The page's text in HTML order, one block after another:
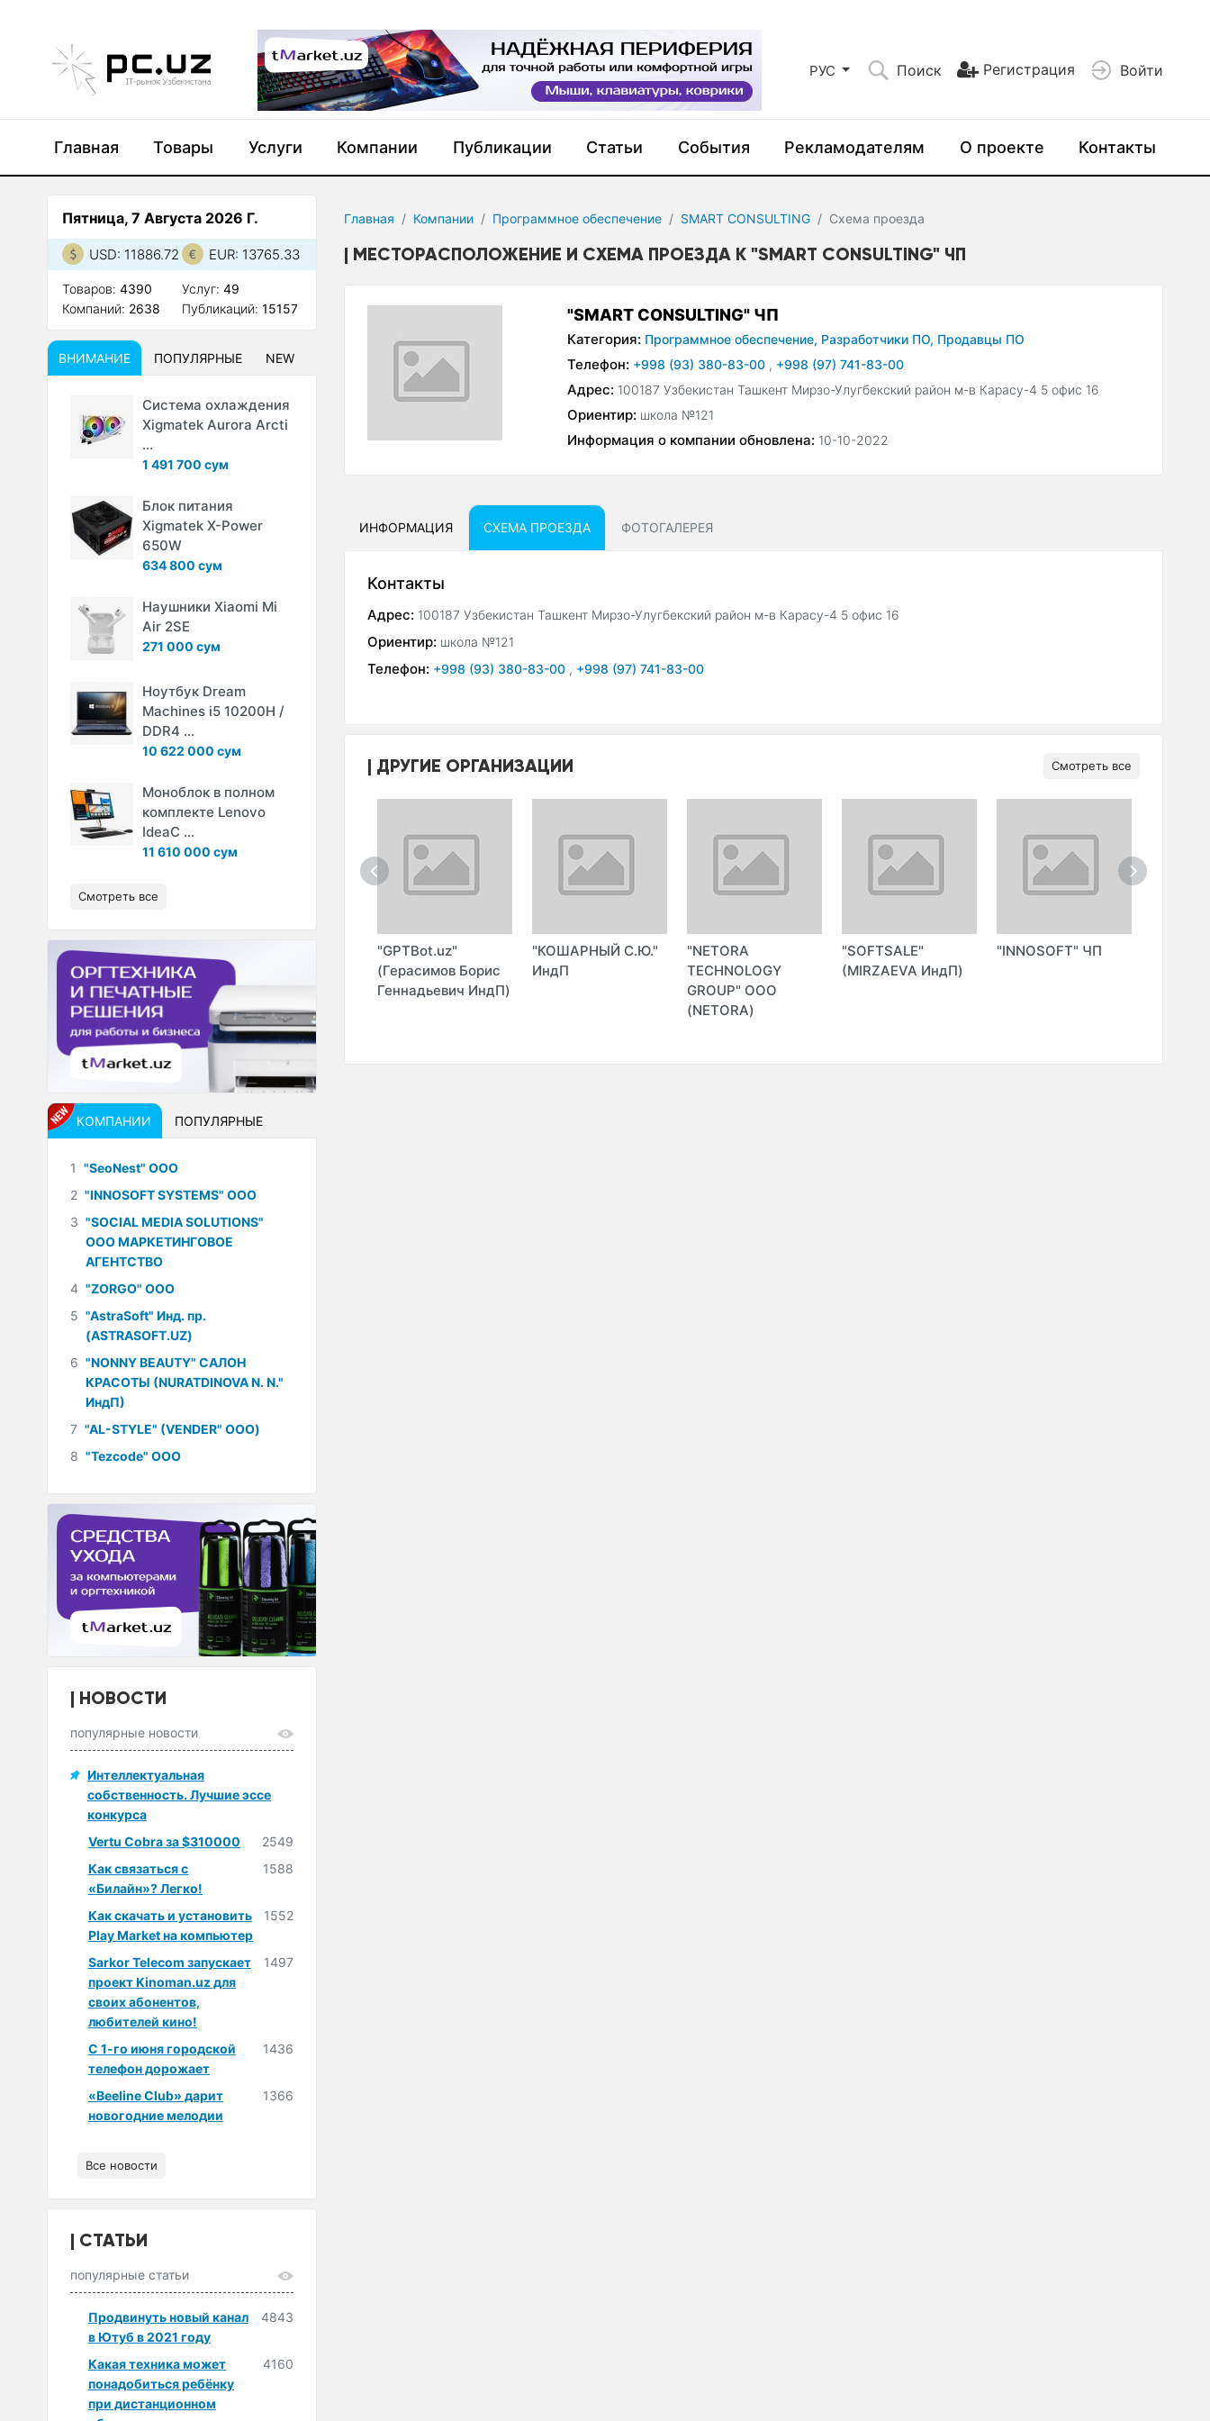
РУС Поиск Регистрация Войти
Главная Товары Услуги Компании Публикации Статьи События Рекламодателям О проекте Контакты
Главная Компании Программное обеспечение SMART CONSULTING Схема проезда
МЕСТОРАСПОЛОЖЕНИЕ И СХЕМА ПРОЕЗДА К "SMART CONSULTING" ЧП
"SMART CONSULTING" ЧП
Категория: Программное обеспечение, Разработчики ПО, Продавцы ПО
Телефон: +998 (93) 380-83-00 , +998 (97) 741-83-00
Адрес: 100187 Узбекистан Ташкент Мирзо-Улугбекский район м-в Карасу-4 5 офис 16
Ориентир: школа №121
Информация о компании обновлена: 10-10-2022
ИНФОРМАЦИЯ СХЕМА ПРОЕЗДА ФОТОГАЛЕРЕЯ
Контакты
Адрес: 100187 Узбекистан Ташкент Мирзо-Улугбекский район м-в Карасу-4 5 офис 16
Ориентир: школа №121
Телефон: +998 (93) 380-83-00 , +998 (97) 741-83-00
ДРУГИЕ ОРГАНИЗАЦИИ Смотреть все
"DEEP VISION" ООО
PRO" (Главбух
Кадры Госзакупки)
"GPTBot.uz"
(Герасимов Борис
Геннадьевич ИндП)
"КОШАРНЫЙ С.Ю."
ИндП
"NETORA
TECHNOLOGY
GROUP" ООО
(NETORA)
"SOFTSALE"
(MIRZAEVA ИндП)
"INNOSOFT" ЧП
Пятница, 7 Августа 2026 Г.
USD: 11886.72 EUR: 13765.33
Товаров: 4390
Компаний: 2638
Услуг:49
Публикаций:15157
ВНИМАНИЕ ПОПУЛЯРНЫЕ NEW
Система охлаждения
Xigmatek Aurora Arcti
...
1 491 700 сум
Блок питания
Xigmatek X-Power
650W
634 800 сум
Наушники Xiaomi Mi
Air 2SE
271 000 сум
Ноутбук Dream
Machines i5 10200H /
DDR4 ...
10 622 000 сум
Моноблок в полном
комплекте Lenovo
IdeaC ...
11 610 000 сум
Смотреть все
КОМПАНИИ ПОПУЛЯРНЫЕ
1 "SeoNest" ООО
2 "INNOSOFT SYSTEMS" ООО
3 "SOCIAL MEDIA SOLUTIONS"
ООО МАРКЕТИНГОВОЕ
АГЕНТСТВО
4 "ZORGO" ООО
5 "AstraSoft" Инд. пр.
(ASTRASOFT.UZ)
6 "NONNY BEAUTY" САЛОН
КРАСОТЫ (NURATDINOVA N. N."
ИндП)
7 "AL-STYLE" (VENDER" ООО)
8 "Tezcode" ООО
НОВОСТИ
популярные новости
Интеллектуальная
собственность. Лучшие эссе
конкурса
Vertu Cobra за $310000
2549
Как связаться с
«Билайн»? Легко!
1588
Как скачать и установить
Play Market на компьютер
1552
Sarkor Telecom запускает
проект Kinoman.uz для
своих абонентов,
любителей кино!
1497
С 1-го июня городской
телефон дорожает
1436
«Beeline Club» дарит
новогодние мелодии
1366
Все новости
СТАТЬИ
популярные статьи
Продвинуть новый канал
в Ютуб в 2021 году
4843
Какая техника может
понадобиться ребёнку
при дистанционном
4160